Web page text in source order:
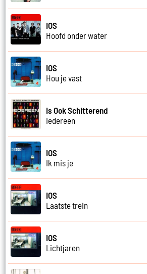
IOS
Hoofd onder water
IOS
Hou je vast
Is Ook Schitterend
Iedereen
IOS
Ik mis je
IOS
Laatste trein
IOS
Lichtjaren